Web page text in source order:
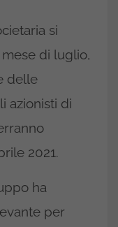
si
di luglio,
delle
azionisti di
2021.
ha
per